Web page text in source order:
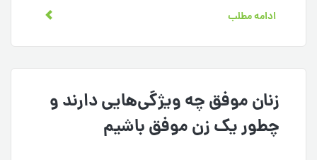
ادامه مطلب
زنان موفق چه ویژگی‌هایی دارند و
چطور یک زن موفق باشیم